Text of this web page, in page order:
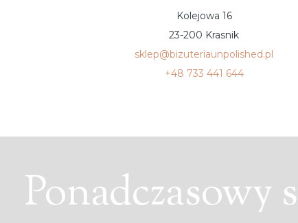
Kolejowa 16
23-200 Krasnik
sklep@bizuteriaunpolished.pl
+48 733 441 644
Ponadczasowy